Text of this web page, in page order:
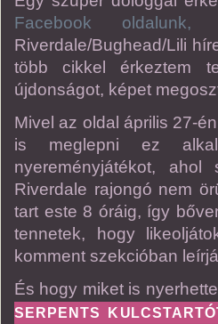
Facebook oldalunk,
Riverdale/Bughead/Lili
több cikkel érkeztem
újdonságot, képet
Mivel az oldal április 27-
is meglepni ez
nyereményjátékot,
Riverdale rajongó nem
tart este 8 óráig, így
tennetek, hogy
komment szekcióban
És hogy miket is
SERPENTS